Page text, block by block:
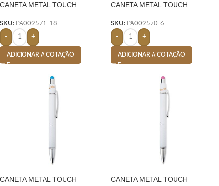
CANETA METAL TOUCH
SKU: PA009571-18
- +
ADICIONAR A COTAÇÃO
CANETA METAL TOUCH
SKU: PA009570-6
- +
ADICIONAR A COTAÇÃO
CANETA METAL TOUCH
CANETA METAL TOUCH